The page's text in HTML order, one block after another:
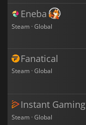
Eneba
Steam · Global
Fanatical
Steam · Global
Instant Gaming
Steam · Global